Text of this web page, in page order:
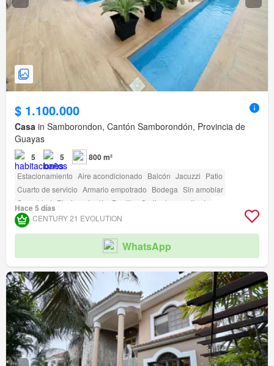
$ 1.100.000
Casa in Samborondon, Cantón Samborondón, Provincia de
Guayas
5 5 800 m²
Estacionamiento Aire acondicionado Balcón Jacuzzi Patio
Cuarto de servicio Armario empotrado Bodega Sin amoblar
Seguridad Piscina Jardín Parrilla Garita de guardianía
Hace 5 días
CENTURY 21 EVOLUTION
WhatsApp